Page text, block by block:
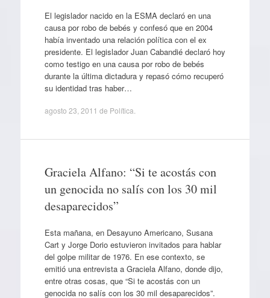
El legislador nacido en la ESMA declaró en una
causa por robo de bebés y confesó que en 2004
había inventado una relación política con el ex
presidente. El legislador Juan Cabandié declaró hoy
como testigo en una causa por robo de bebés
durante la última dictadura y repasó cómo recuperó
su identidad tras haber…
agosto 23, 2011 de Política
Graciela Alfano: “Si te acostás con
un genocida no salís con los 30 mil
desaparecidos”
Esta mañana, en Desayuno Americano, Susana
Cart y Jorge Dorio estuvieron invitados para hablar
del golpe militar de 1976. En ese contexto, se
emitió una entrevista a Graciela Alfano, donde dijo,
entre otras cosas, que “Si te acostás con un
genocida no salís con los 30 mil desaparecidos”.